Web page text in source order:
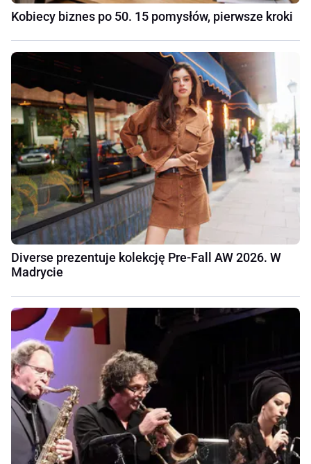
Kobiecy biznes po 50. 15 pomysłów, pierwsze kroki
Diverse prezentuje kolekcję Pre-Fall AW 2026. W
Madrycie